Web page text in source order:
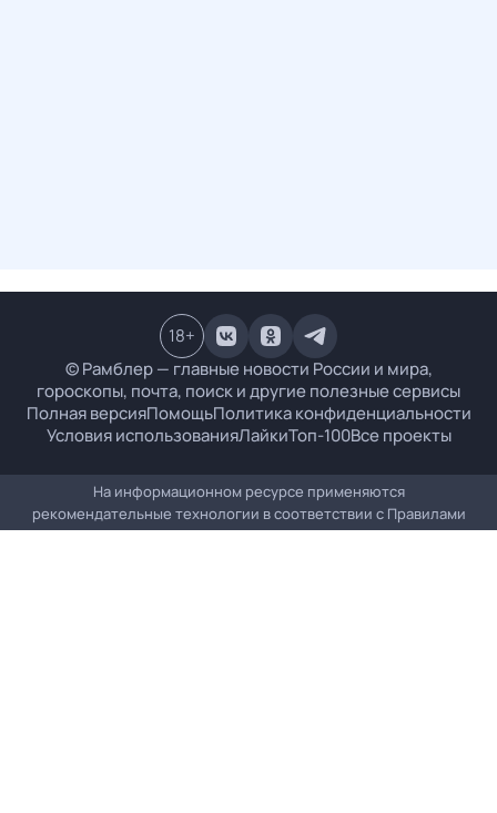
© Рамблер — главные новости России и мира,
гороскопы, почта, поиск и другие полезные сервисы
Полная версияПомощьПолитика конфиденциальности
Условия использованияЛайкиТоп-100Все проекты
18+
На информационном ресурсе применяются
рекомендательные технологии в соответствии с Правилами